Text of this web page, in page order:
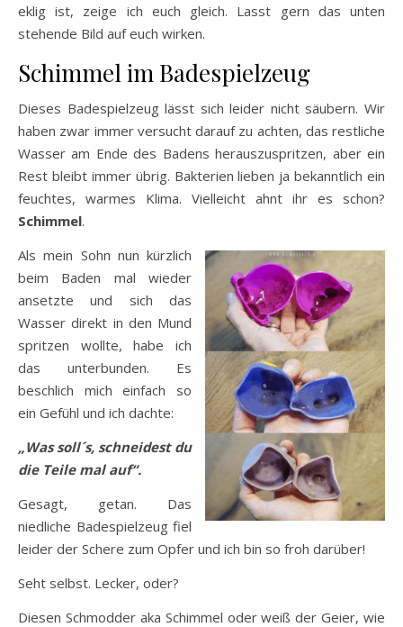
eklig ist, zeige ich euch gleich. Lasst gern das unten
stehende Bild auf euch wirken.
Schimmel im Badespielzeug
Dieses Badespielzeug lässt sich leider nicht säubern. Wir
haben zwar immer versucht darauf zu achten, das restliche
Wasser am Ende des Badens herauszuspritzen, aber ein
Rest bleibt immer übrig. Bakterien lieben ja bekanntlich ein
feuchtes, warmes Klima. Vielleicht ahnt ihr es schon?
Schimmel.
Als mein Sohn nun kürzlich
beim Baden mal wieder
ansetzte und sich das
Wasser direkt in den Mund
spritzen wollte, habe ich
das unterbunden. Es
beschlich mich einfach so
ein Gefühl und ich dachte:
„Was soll´s, schneidest du
die Teile mal auf“.
Gesagt, getan. Das
niedliche Badespielzeug fiel
leider der Schere zum Opfer und ich bin so froh darüber!
Seht selbst. Lecker, oder?
Diesen Schmodder aka Schimmel oder weiß der Geier, wie